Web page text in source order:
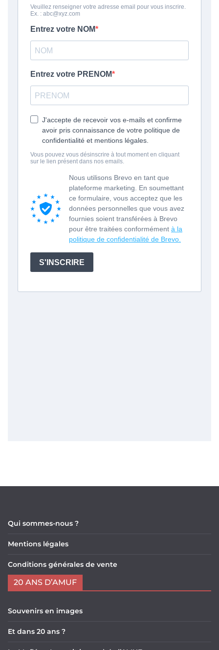
Qui sommes-nous ?
Mentions légales
Conditions générales de vente
20 ANS D’AMUF
Souvenirs en images
Et dans 20 ans ?